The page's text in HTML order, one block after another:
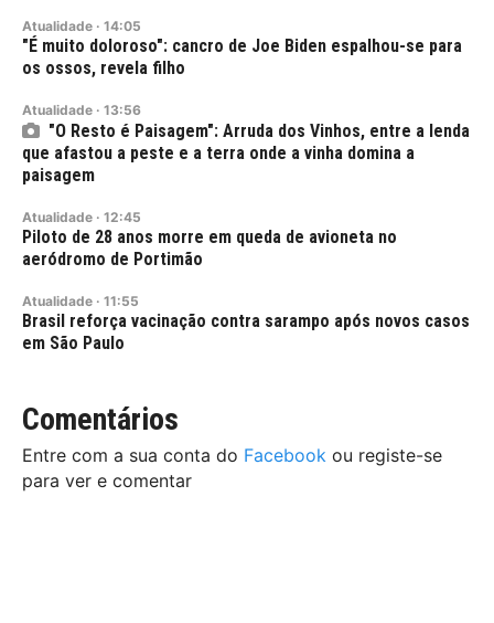
Atualidade · 14:05
"É muito doloroso": cancro de Joe Biden espalhou-se para
os ossos, revela filho
Atualidade · 13:56
"O Resto é Paisagem": Arruda dos Vinhos, entre a lenda
que afastou a peste e a terra onde a vinha domina a
paisagem
Atualidade · 12:45
Piloto de 28 anos morre em queda de avioneta no
aeródromo de Portimão
Atualidade · 11:55
Brasil reforça vacinação contra sarampo após novos casos
em São Paulo
Comentários
Entre com a sua conta do Facebook ou registe-se
para ver e comentar